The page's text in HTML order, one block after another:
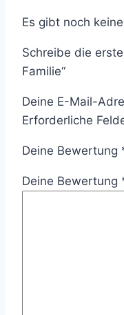
Es gibt noch
Schreibe die
Familie“
Deine E-Mail-
Erforderliche
Deine Bewertung
Deine Bewertung